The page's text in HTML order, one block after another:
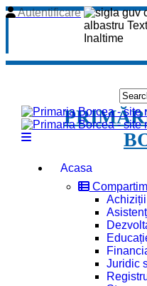
Autentificare
Acasa
Juridic